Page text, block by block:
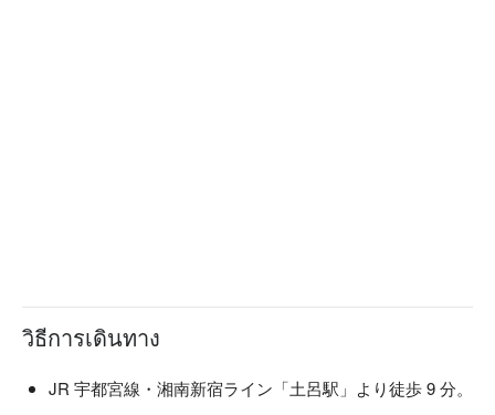
วิธีการเดินทาง
JR 宇都宮線・湘南新宿ライン「土呂駅」より徒歩 9 分。